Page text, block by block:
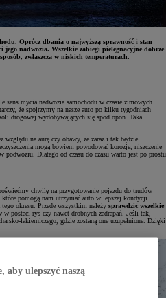
Oprócz dbania o najwyższą sprawność i stan
jego nadwozia. Wszelkie zabiegi pielęgnacyjne dobrze
zwłaszcza w niskich temperaturach.
sens mycia nadwozia samochodu w czasie zimowych
że spojrzymy na nasze auto po kilku tygodniach
drogowej wydobywających się spod opon. Taka
względu na aurę czy obawy, że zaraz i tak będzie
mogą bowiem powodować korozje, niszczenie
podwoziu. Dlatego od czasu do czasu warto jest po prostu
chwilę na przygotowanie pojazdu do trudów
pomogą nam utrzymać auto w lepszej kondycji
okresu. Przede wszystkim należy sprawdzić wszelkie
postaci rys czy nawet drobnych zadrapań. Jeśli tak,
lakierniczego, gdzie zostaną one uzupełnione. Dzięki
aby ulepszyć naszą